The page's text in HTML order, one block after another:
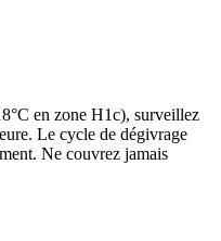
en zone H1c), surveillez
Le cycle de dégivrage
Ne couvrez jamais